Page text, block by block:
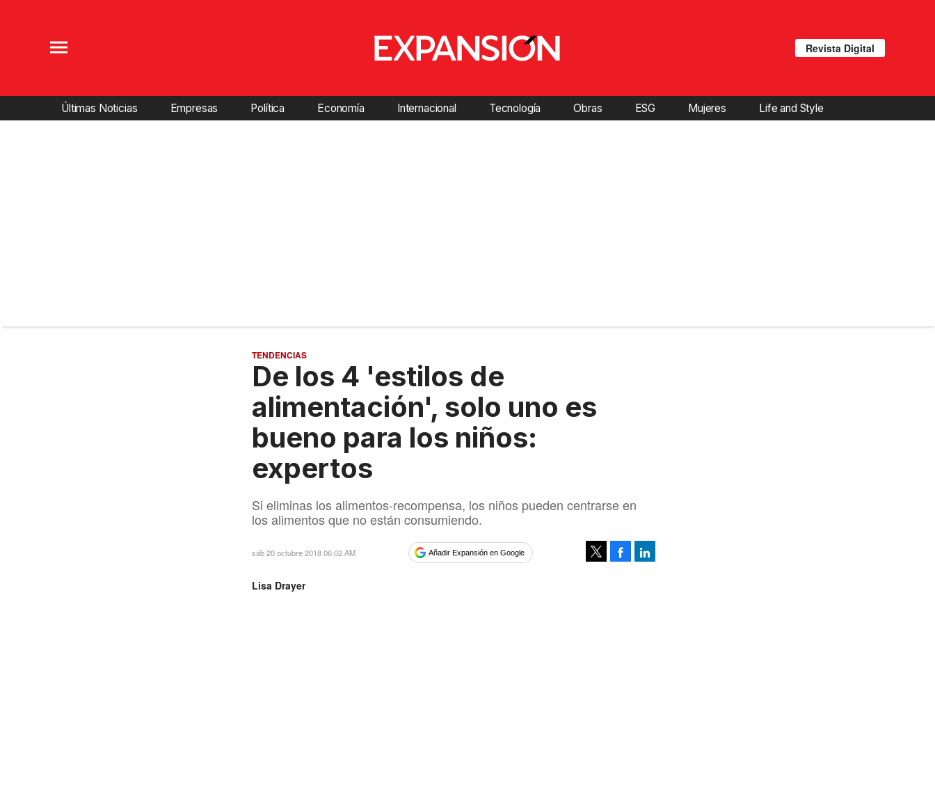
Revista Digital
Últimas Noticias Empresas Política Economía Internacional Tecnología Obras ESG Mujeres Life and Style
TENDENCIAS
De los 4 'estilos de
alimentación', solo uno es
bueno para los niños:
expertos
Si eliminas los alimentos-recompensa, los niños pueden centrarse en
los alimentos que no están consumiendo.
sáb 20 octubre 2018 06:02 AM Añadir Expansión en Google Facebook
Lisa Drayer